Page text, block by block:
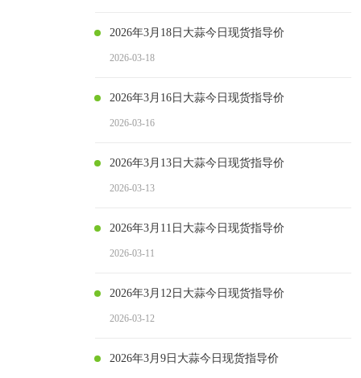
2026年3月18日大蒜今日现货指导价
2026-03-18
2026年3月16日大蒜今日现货指导价
2026-03-16
2026年3月13日大蒜今日现货指导价
2026-03-13
2026年3月11日大蒜今日现货指导价
2026-03-11
2026年3月12日大蒜今日现货指导价
2026-03-12
2026年3月9日大蒜今日现货指导价